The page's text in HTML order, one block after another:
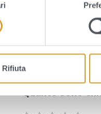
Rifiuta
Quanto sono